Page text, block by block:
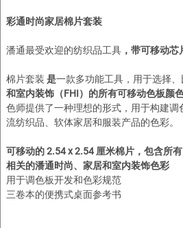
彩通时尚家居棉片套装
潘通最受欢迎的纺织品工具 ，带可移动芯
棉片套装 是一款多功能工具，用于选择
和室内装饰（FHI）的所有可移动色板颜
色师提供了一种理想的形式，用于构建
流纺织品、软体家居和服装产品的色彩。
可移动的 2.54 x 2.54 厘米棉片，包含所
相关的潘通时尚、家居和室内装饰色彩
用于调色板开发和色彩规范
三卷本的便携式桌面参考书